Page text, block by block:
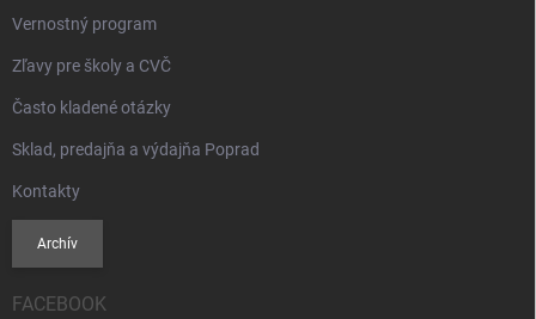
Vernostný program
Zľavy pre školy a CVČ
Často kladené otázky
Sklad, predajňa a výdajňa Poprad
Kontakty
Archív
FACEBOOK